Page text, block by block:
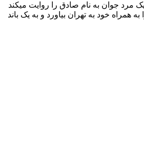
یک مرد جوان به نام صادق را روایت میکند
همراه خود به تهران بیاورد و به یک باند